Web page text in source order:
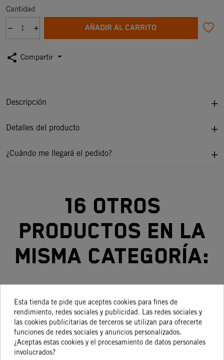
Cantidad
AÑADIR AL CARRITO
share Compartir
Descripción
Detalles del producto
¿Cuándo me llegará el pedido?
16 otros
productos en la
misma categoría:
-15%
TAPÓN
ACEITE
FACTORY
-15%
PROTECTOR
BOMBA DE
-15%
KIT
REPARACIÓN
-15%
PURGADOR
HORQUILLA
Esta tienda te pide que aceptes cookies para fines de
rendimiento, redes sociales y publicidad. Las redes sociales y
las cookies publicitarias de terceros se utilizan para ofrecerte
funciones de redes sociales y anuncios personalizados.
¿Aceptas estas cookies y el procesamiento de datos personales
involucrados?